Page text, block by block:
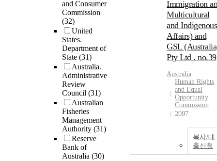
and Consumer
Commission
(32)
United
States.
Department of
State (31)
Australia.
Administrative
Review
Council (31)
Australian
Fisheries
Management
Authority (31)
Reserve
Bank of
Australia (30)
Immigration
Multicultural
and Indigenous
Affairs) and
GSL
Pty Ltd . no.39
Australia
Human Rights
and Equal
Opportunity
Commission
2007
복사/대
출신청